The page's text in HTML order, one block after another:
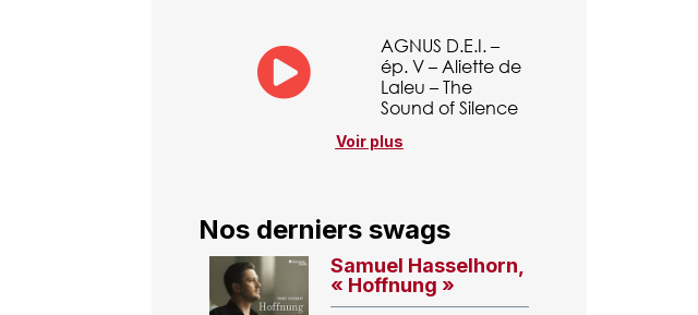
AGNUS D.E.I. –
ép. V – Aliette de
Laleu – The
Sound of Silence
Voir plus
Nos derniers swags
Samuel Hasselhorn,
« Hoffnung »